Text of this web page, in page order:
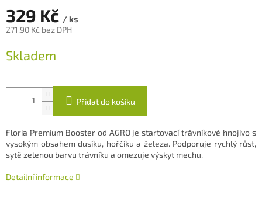
329 Kč / ks
271,90 Kč bez DPH
cena:
Skladem
Přidat do košíku
Floria Premium Booster od AGRO je startovací trávníkové hnojivo s
vysokým obsahem dusíku, hořčíku a železa. Podporuje rychlý růst,
sytě zelenou barvu trávníku a omezuje výskyt mechu.
Detailní informace